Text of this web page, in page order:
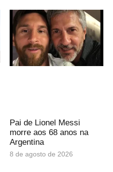
Pai de Lionel Messi
morre aos 68 anos na
Argentina
8 de agosto de 2026